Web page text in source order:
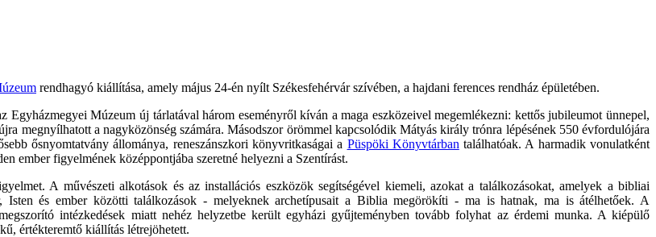
rendhagyó kiállítása, amely május 24-én nyílt Székesfehérvár szívében, a hajdani ferences rendház épületében.
Múzeum új tárlatával három eseményről kíván a maga eszközeivel megemlékezni: kettős jubileumot ünnepel,
megnyílhatott a nagyközönség számára. Másodszor örömmel kapcsolódik Mátyás király trónra lépésének 550 évfordulójára
ősnyomtatvány állománya, reneszánszkori könyvritkaságai a Püspöki Könyvtárban találhatóak. A harmadik vonulatként
ember figyelmének középpontjába szeretné helyezni a Szentírást.
A művészeti alkotások és az installációs eszközök segítségével kiemeli, azokat a találkozásokat, amelyek a bibliai
Isten és ember közötti találkozások - melyeknek archetípusait a Biblia megörökíti - ma is hatnak, ma is átélhetőek. A
intézkedések miatt nehéz helyzetbe került egyházi gyűjteményben tovább folyhat az érdemi munka. A kiépülő
értékteremtő kiállítás létrejöhetett.